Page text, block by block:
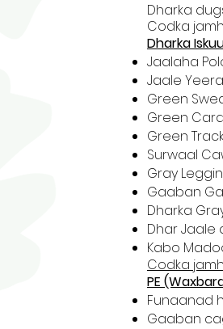
Dharka
Codka
Dharka
Jaalaha
Jaale
Green
Green
Green
Surwaal
Gray
Gaaban
Dharka
Dhar Jaale
Kabo
Codka
PE
Funaanad
Gaaban